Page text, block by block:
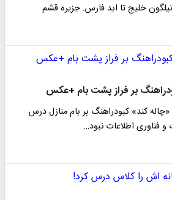
خلیج تا ابد فارس. جزیره قشم
بر فراز پشت بام +عکس
کند» کبودراهنگ بر بام منازل درس
و فناوری اطلاعات نبود…